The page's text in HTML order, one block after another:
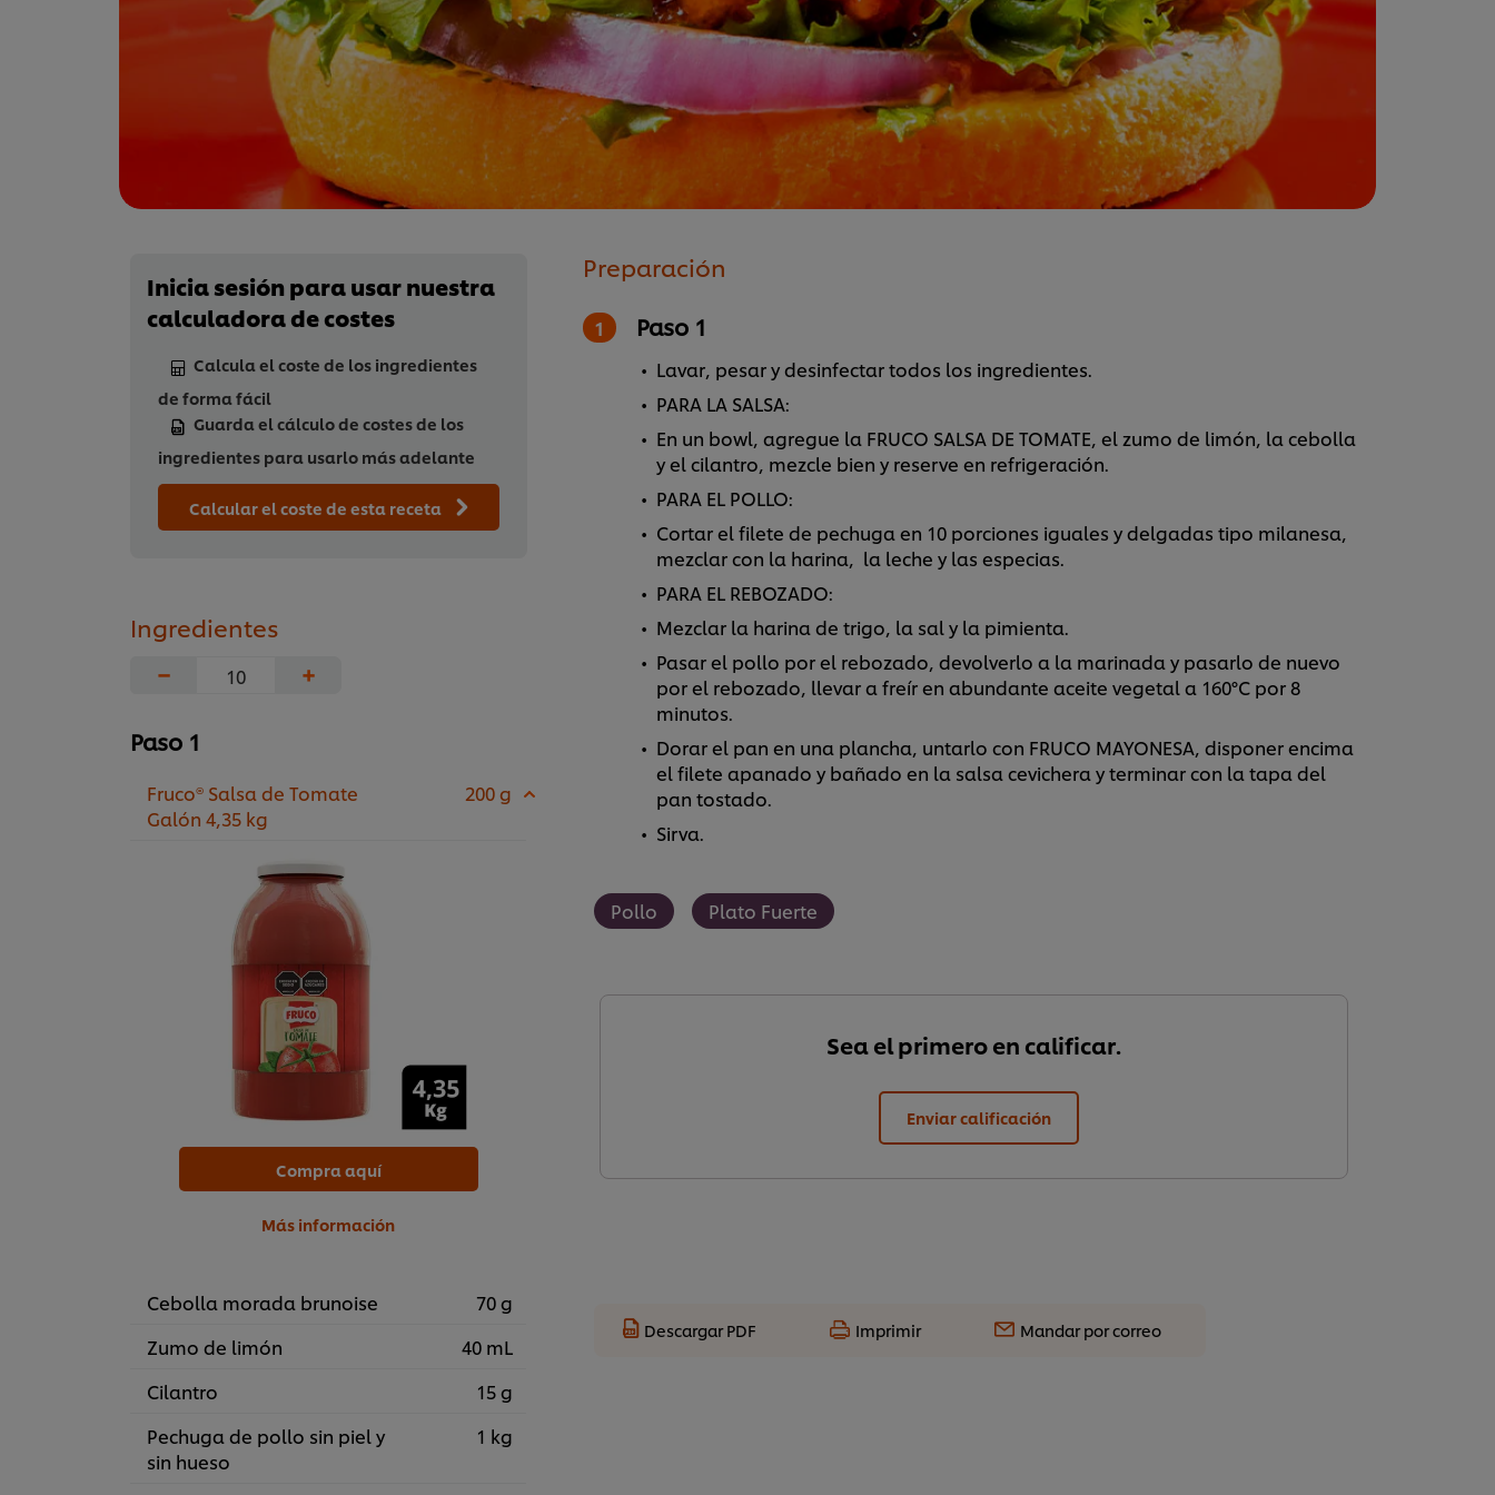
Inicia sesión para usar nuestra
calculadora de costes
Calcula el coste de los ingredientes
de forma fácil
Guarda el cálculo de costes de los
ingredientes para usarlo más adelante
Calcular el coste de esta receta
Ingredientes
−
+
Paso 1
Fruco® Salsa de Tomate
Galón 4,35 kg
200 g
Compra aquí
Más información
Cebolla morada brunoise
70 g
Zumo de limón
40 mL
Cilantro
15 g
Pechuga de pollo sin piel y
sin hueso
1 kg
Preparación
Paso 1
Lavar, pesar y desinfectar todos los ingredientes.
PARA LA SALSA:
En un bowl, agregue la FRUCO SALSA DE TOMATE, el zumo de limón, la cebolla
y el cilantro, mezcle bien y reserve en refrigeración.
PARA EL POLLO:
Cortar el filete de pechuga en 10 porciones iguales y delgadas tipo milanesa,
mezclar con la harina, la leche y las especias.
PARA EL REBOZADO:
Mezclar la harina de trigo, la sal y la pimienta.
Pasar el pollo por el rebozado, devolverlo a la marinada y pasarlo de nuevo
por el rebozado, llevar a freír en abundante aceite vegetal a 160°C por 8
minutos.
Dorar el pan en una plancha, untarlo con FRUCO MAYONESA, disponer encima
el filete apanado y bañado en la salsa cevichera y terminar con la tapa del
pan tostado.
Sirva.
Pollo Plato Fuerte
Sea el primero en calificar.
Enviar calificación
Descargar PDF Imprimir Mandar por correo